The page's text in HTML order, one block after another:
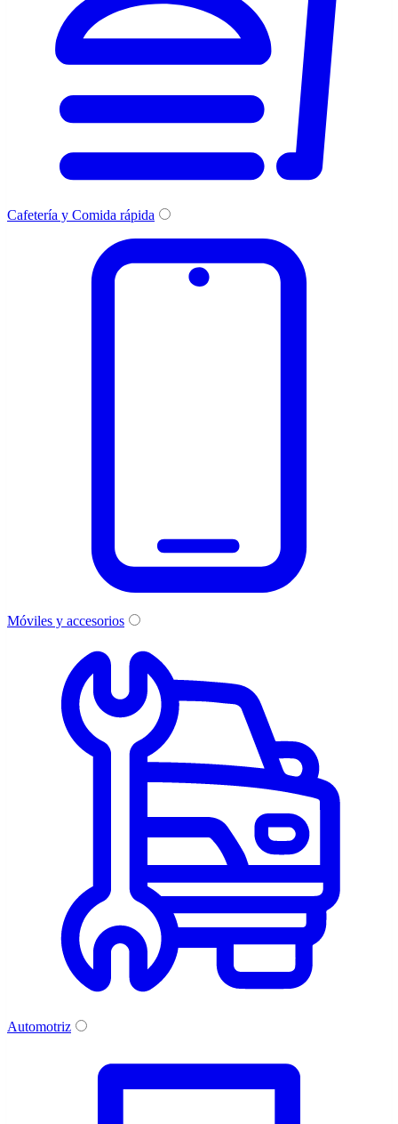
Cafetería y Comida rápida
Móviles y accesorios
Automotriz